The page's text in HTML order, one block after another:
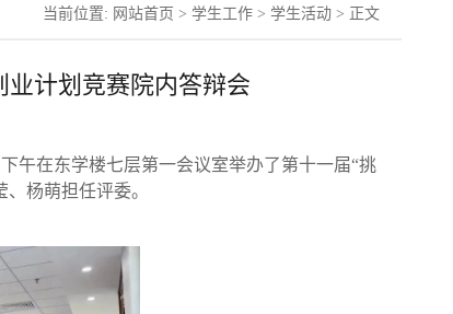
当前位置: 网站首页 > 学生工作 > 学生活动 > 正文
业计划竞赛院内答辩会
午在东学楼七层第一会议室举办了第十一届“挑
杨萌担任评委。